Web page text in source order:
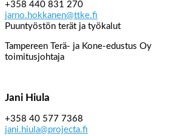
+358 440 831 270
jarno.hokkanen@ttke.fi
Puuntyöstön terät ja työkalut
Tampereen Terä- ja Kone-edustus Oy
toimitusjohtaja
Jani Hiula
+358 40 577 7368
jani.hiula@projecta.fi